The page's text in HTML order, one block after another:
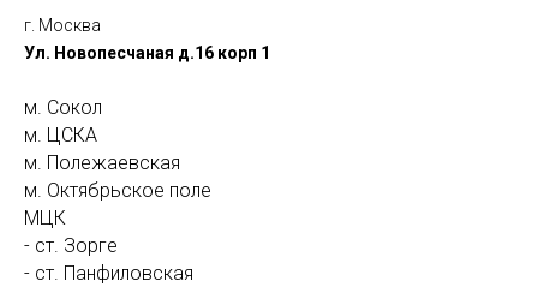
г. Москва
Ул. Новопесчаная д.16 корп 1
м. Сокол
м. ЦСКА
м. Полежаевская
м. Октябрьское поле
МЦК
- ст. Зорге
- ст. Панфиловская